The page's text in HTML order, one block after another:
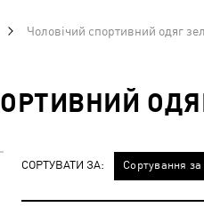
Чоловічий спортивний одяг
СОРТУВАТИ ЗА: Сортування